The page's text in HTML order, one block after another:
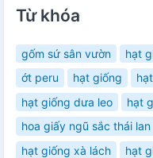
Từ khóa
gốm sứ sân vườn hạt
ớt peru
hạt giống
hạt giống dưa leo
hạt
hoa giấy ngũ sắc thái lan
hạt giống xà lách
hạt